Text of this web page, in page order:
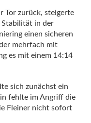
Tor zurück, steigerte
Stabilität in der
einen sicheren
mehrfach mit
es mit einem 14:14
sich zunächst ein
fehlte im Angriff die
Fleiner nicht sofort